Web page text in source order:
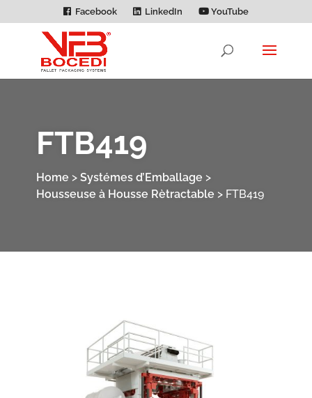
Facebook LinkedIn YouTube
FTB419
Home > Systémes d’Emballage >
Housseuse à Housse Rètractable > FTB419